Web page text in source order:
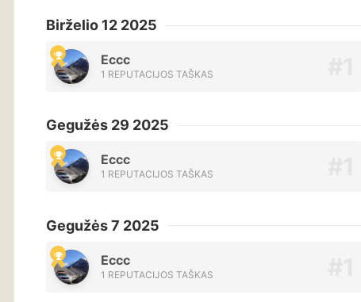
Birželio 12 2025
Eccc
1 REPUTACIJOS TAŠKAS
Gegužės 29 2025
Eccc
1 REPUTACIJOS TAŠKAS
Gegužės 7 2025
Eccc
1 REPUTACIJOS TAŠKAS